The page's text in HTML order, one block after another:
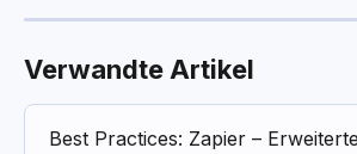
Verwandte Artikel
Best Practices: Zapier – Erweiterte